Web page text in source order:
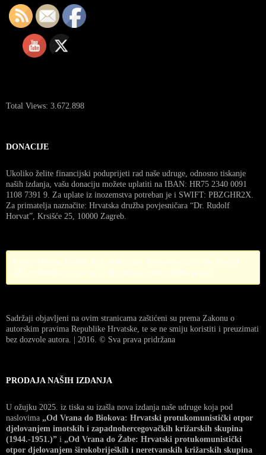
Total Views: 3.672.898
DONACIJE
Ukoliko želite financijski poduprijeti rad naše udruge, odnosno tiskanje
naših izdanja, vašu donaciju možete uplatiti na IBAN: HR75 2340 0091
1108 7391 9. Za uplate iz inozemstva potreban je i SWIFT: PBZGHR2X.
Za primatelja naznačite: Hrvatska družba povjesničara “Dr. Rudolf
Horvat”, Krsišće 25, 10000 Zagreb.
Sadržaji objavljeni na ovim stranicama zaštićeni su prema Zakonu o
autorskim pravima Republike Hrvatske, te se ne smiju koristiti i preuzimati
bez dozvole autora. | 2016. © Sva prava pridržana
PRODAJA NAŠIH IZDANJA
U ožujku 2025. iz tiska su izašla nova izdanja naše udruge koja pod
naslovima „Od Vrana do Biokova: Hrvatski protukomunistički otpor
djelovanjem imotskih i zapadnohercegovačkih križarskih skupina
(1944.-1951.)” i „Od Vrana do Žabe: Hrvatski protukomunistički
otpor djelovanjem širokobrijeških i neretvanskih križarskih skupina